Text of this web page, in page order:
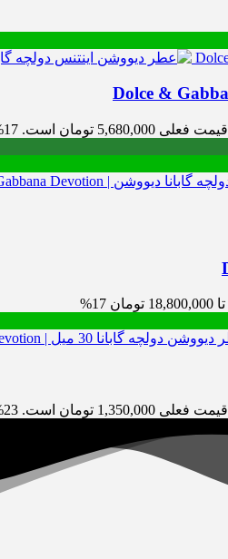
قیمت فعلی 5,680,000 تومان است.
17%
17%
قیمت فعلی 1,350,000 تومان است. 23%